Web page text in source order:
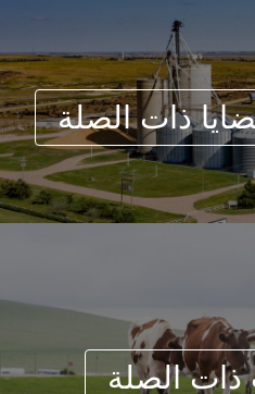
ذات الصلة
ذات الصلة